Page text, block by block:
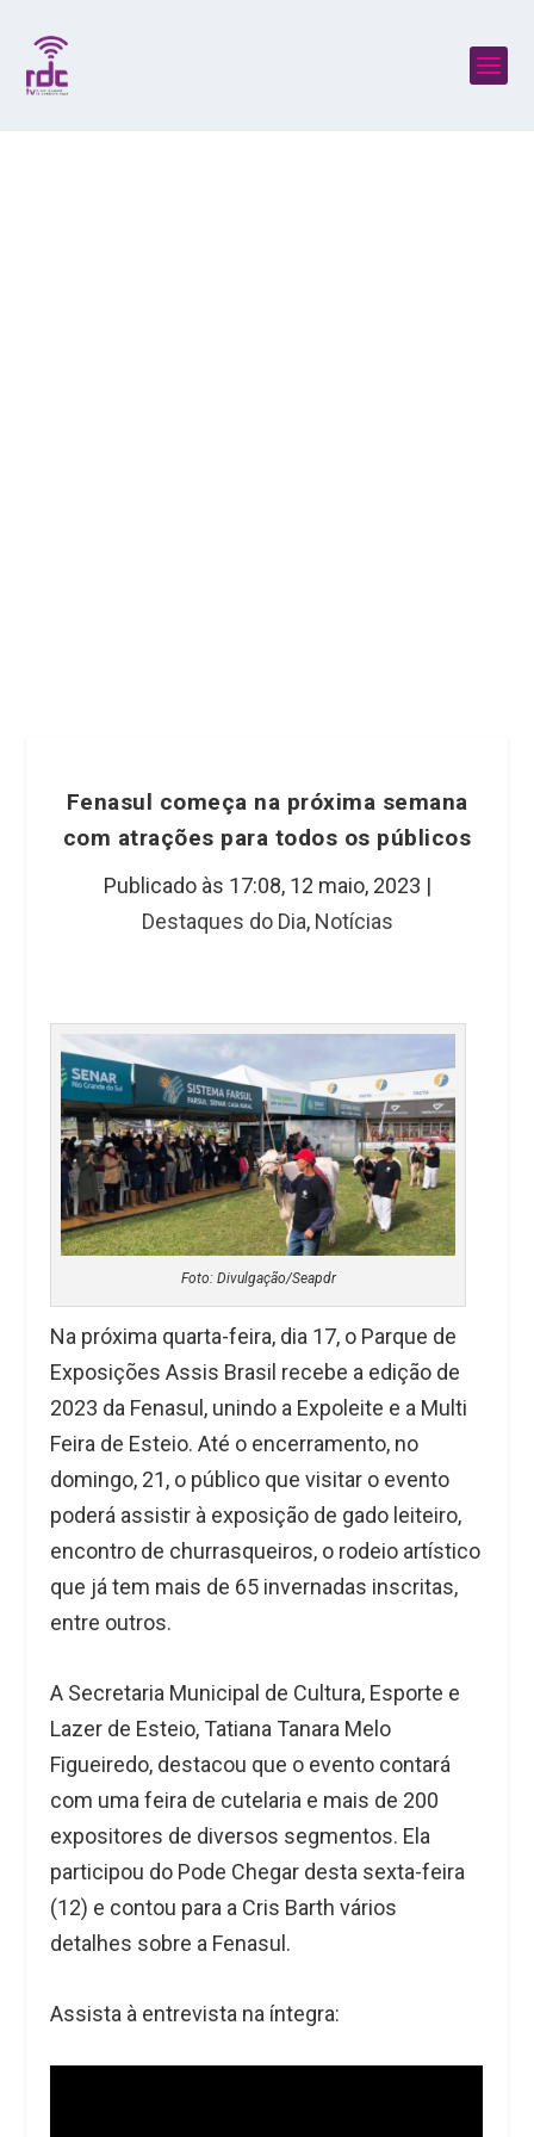
Fenasul começa na próxima semana
com atrações para todos os públicos
Publicado às 17:08, 12 maio, 2023 |
Destaques do Dia, Notícias
Foto: Divulgação/Seapdr
Na próxima quarta-feira, dia 17, o Parque de
Exposições Assis Brasil recebe a edição de
2023 da Fenasul, unindo a Expoleite e a Multi
Feira de Esteio. Até o encerramento, no
domingo, 21, o público que visitar o evento
poderá assistir à exposição de gado leiteiro,
encontro de churrasqueiros, o rodeio artístico
que já tem mais de 65 invernadas inscritas,
entre outros.
A Secretaria Municipal de Cultura, Esporte e
Lazer de Esteio, Tatiana Tanara Melo
Figueiredo, destacou que o evento contará
com uma feira de cutelaria e mais de 200
expositores de diversos segmentos. Ela
participou do Pode Chegar desta sexta-feira
(12) e contou para a Cris Barth vários
detalhes sobre a Fenasul.
Assista à entrevista na íntegra: